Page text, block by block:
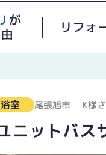
が
リフォ
室 尾張旭市 K様
ニットバ